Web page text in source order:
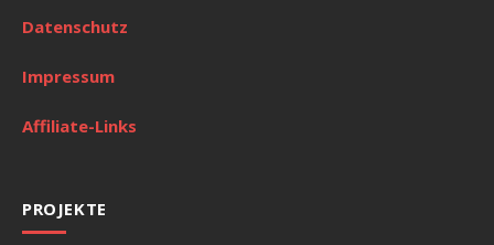
Datenschutz
Impressum
Affiliate-Links
PROJEKTE